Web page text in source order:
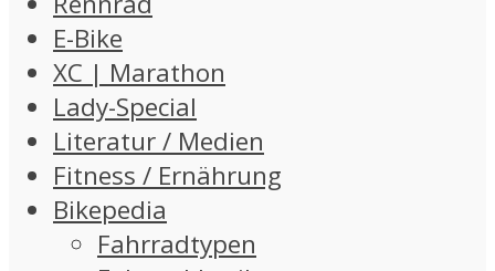
E-Bike
XC | Marathon
Lady-Special
Literatur / Medien
Fitness / Ernährung
Bikepedia
Fahrradtypen